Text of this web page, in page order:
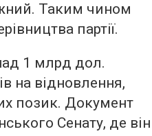
Таким чином
партії.
1 млрд дол.
на відновлення,
позик. Документ
Сенату, де він